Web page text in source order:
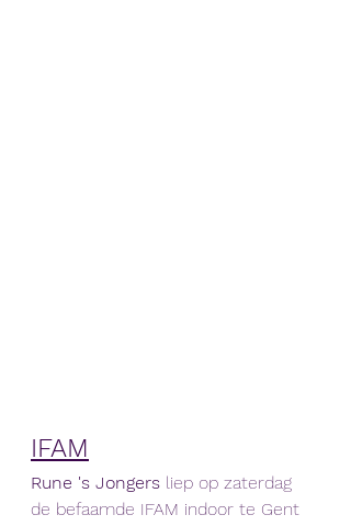
IFAM
Rune 's Jongers liep op zaterdag
de befaamde IFAM indoor te Gent